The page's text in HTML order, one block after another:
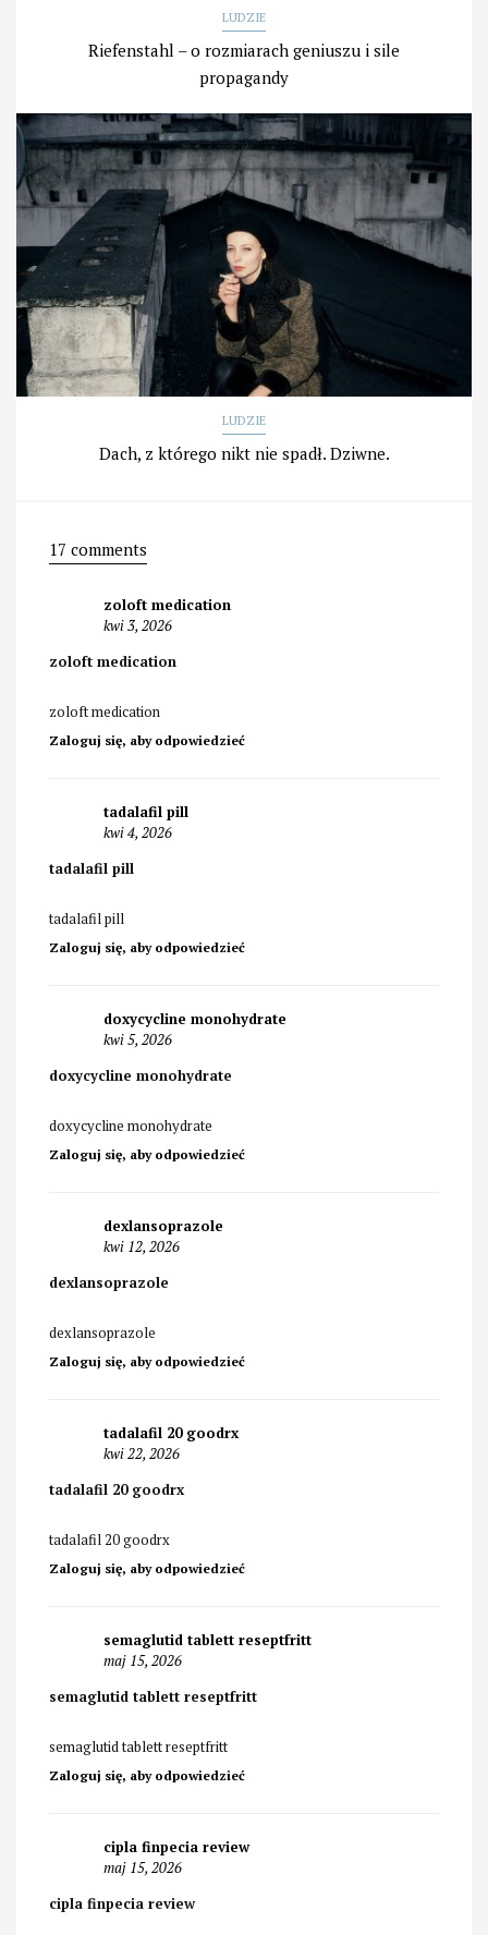
LUDZIE
Riefenstahl – o rozmiarach geniuszu i sile
propagandy
LUDZIE
Dach, z którego nikt nie spadł. Dziwne.
17 comments
zoloft medication
kwi 3, 2026
zoloft medication
zoloft medication
Zaloguj się, aby odpowiedzieć
tadalafil pill
kwi 4, 2026
tadalafil pill
tadalafil pill
Zaloguj się, aby odpowiedzieć
doxycycline monohydrate
kwi 5, 2026
doxycycline monohydrate
doxycycline monohydrate
Zaloguj się, aby odpowiedzieć
dexlansoprazole
kwi 12, 2026
dexlansoprazole
dexlansoprazole
Zaloguj się, aby odpowiedzieć
tadalafil 20 goodrx
kwi 22, 2026
tadalafil 20 goodrx
tadalafil 20 goodrx
Zaloguj się, aby odpowiedzieć
semaglutid tablett reseptfritt
maj 15, 2026
semaglutid tablett reseptfritt
semaglutid tablett reseptfritt
Zaloguj się, aby odpowiedzieć
cipla finpecia review
maj 15, 2026
cipla finpecia review